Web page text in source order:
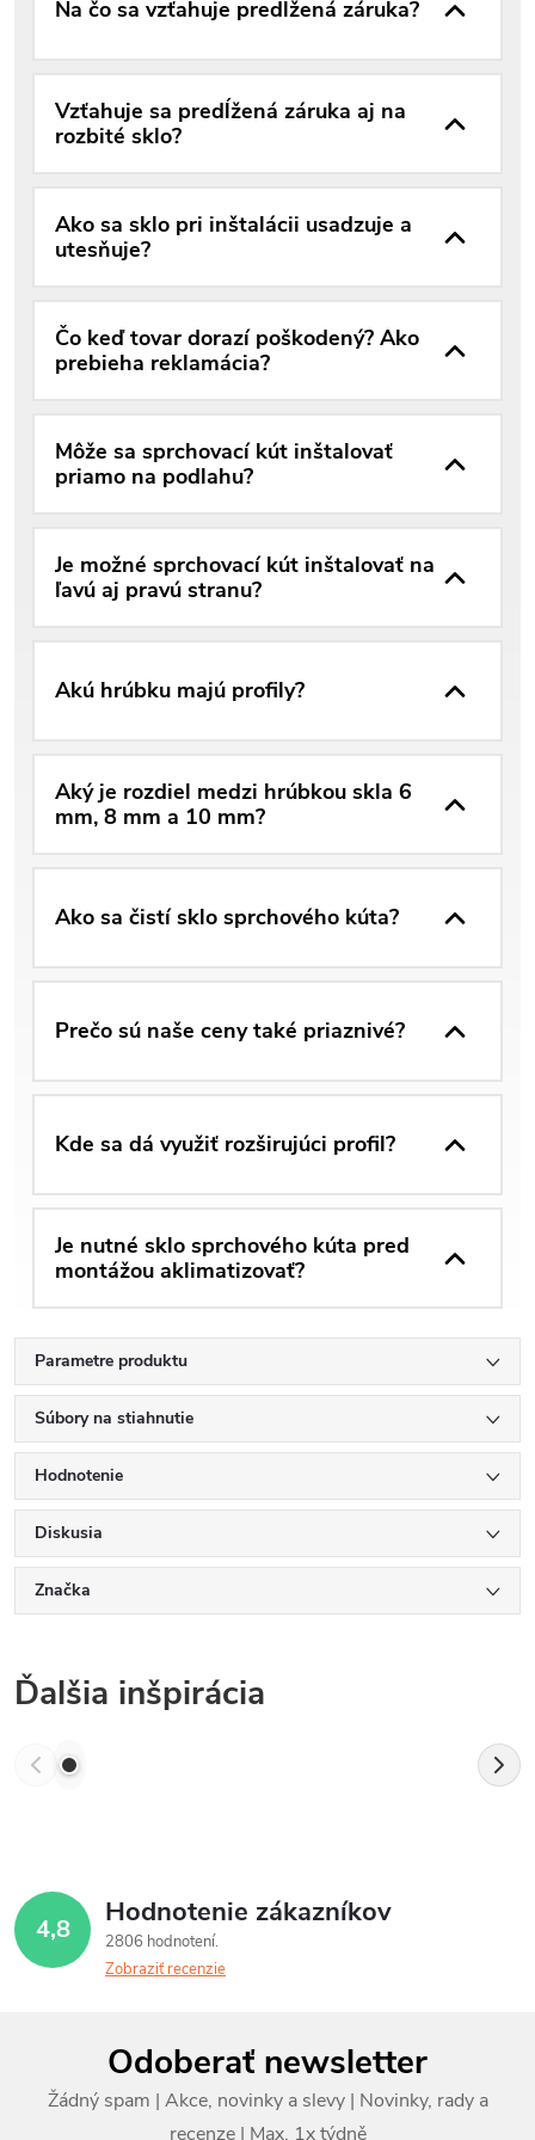
Na čo sa vzťahuje predĺžená záruka?
Vzťahuje sa predĺžená záruka aj na
rozbité sklo?
Ako sa sklo pri inštalácii usadzuje a
utesňuje?
Čo keď tovar dorazí poškodený? Ako
prebieha reklamácia?
Môže sa sprchovací kút inštalovať
priamo na podlahu?
Je možné sprchovací kút inštalovať na
ľavú aj pravú stranu?
Akú hrúbku majú profily?
Aký je rozdiel medzi hrúbkou skla 6
mm, 8 mm a 10 mm?
Ako sa čistí sklo sprchového kúta?
Prečo sú naše ceny také priaznivé?
Kde sa dá využiť rozširujúci profil?
Je nutné sklo sprchového kúta pred
montážou aklimatizovať?
Parametre produktu
Súbory na stiahnutie
Hodnotenie
Diskusia
Značka
Ďalšia inšpirácia
4,8 Hodnotenie zákazníkov
2806 hodnotení
Zobraziť recenzie
Odoberať newsletter